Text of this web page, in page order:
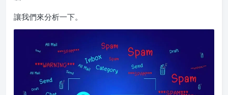
讓我們來分析一下。